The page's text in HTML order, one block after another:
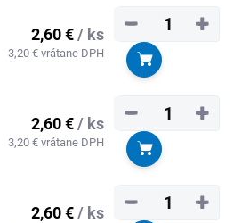
2,60 €/ ks
3,20 € vrátane DPH
+
−
Do košíka
2,60 €/ ks
3,20 € vrátane DPH
+
−
Do košíka
2,60 €/ ks +
−